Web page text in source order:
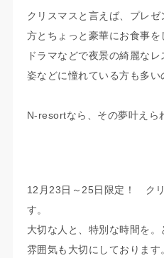
クリスマスと言えば、プレ
方とちょっと豪華にお食事を
ドラマなどで夜景の綺麗な
姿などに憧れている方も多い
N-resortなら、その夢叶えら
12月23日～25日限定！ ク
す。
大切な人と、特別な時間を。
雰囲気も大切にしておりま